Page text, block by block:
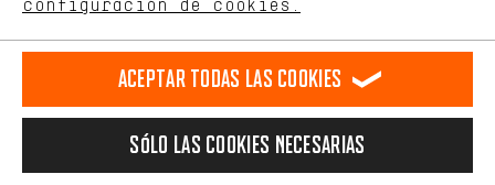
Correo electrónico
Suscríbete al newsletter
configuración de cookies.
Más confort
cookies de comodidad, creamos enlaces a plataformas de redes
sociales. Esto nos permite proporcionarle más contenido e
adicionales que le ayudarán a encontrar los productos adecuados.
Aceptar todas las cookies
Sólo las cookies necesarias